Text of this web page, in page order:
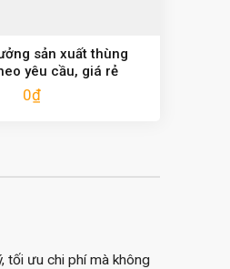
sản xuất thùng
yêu cầu, giá rẻ
0₫
tối ưu chi phí mà không